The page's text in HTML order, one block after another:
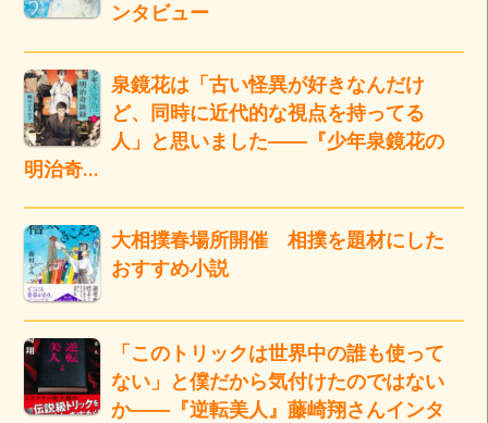
ンタビュー
泉鏡花は「古い怪異が好きなんだけ
ど、同時に近代的な視点を持ってる
人」と思いました――『少年泉鏡花の
明治奇…
大相撲春場所開催 相撲を題材にした
おすすめ小説
「このトリックは世界中の誰も使って
ない」と僕だから気付けたのではない
か――『逆転美人』藤崎翔さんインタ